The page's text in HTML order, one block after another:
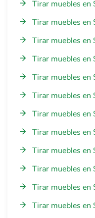
Tirar muebles en
Tirar muebles en
Tirar muebles en
Tirar muebles en
Tirar muebles en
Tirar muebles en
Tirar muebles en
Tirar muebles en
Tirar muebles en
Tirar muebles en
Tirar muebles en
Tirar muebles en